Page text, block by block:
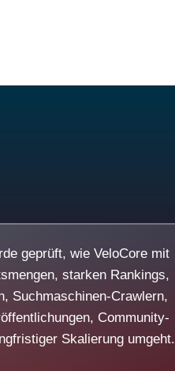
geprüft, wie VeloCore mit
starken Rankings,
Suchmaschinen-Crawlern,
Community-
Skalierung umgeht.